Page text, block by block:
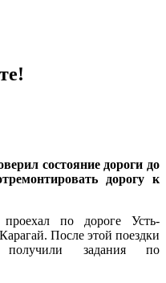
состояние дороги до
дорогу к
по дороге Усть-
После этой поездки
получили задания по